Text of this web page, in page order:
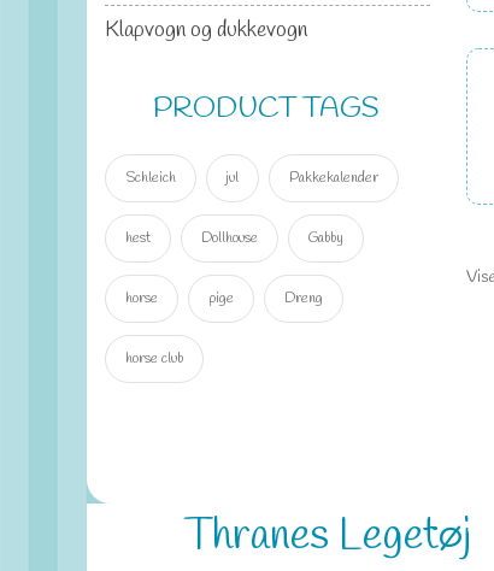
Klapvogn og dukkevogn
PRODUCT TAGS
Schleich jul Pakkekalender
hest Dollhouse Gabby
horse pige Dreng
horse club
Thranes Legetøj